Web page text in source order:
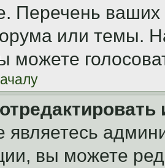
Перечень ваших
или темы.
являетесь
вы можете